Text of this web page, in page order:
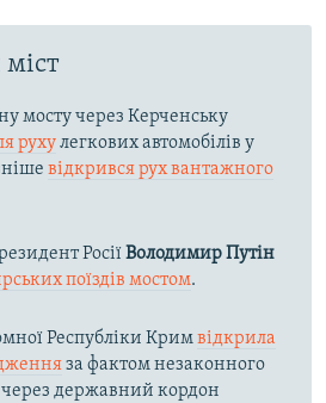
мосту через Керченську
рухулегкових автомобілів у
відкрився рух вантажного
РосіїВолодимир Путін
поїздів мостом.
Республіки Кримвідкрила
за фактом незаконного
через державний кордон